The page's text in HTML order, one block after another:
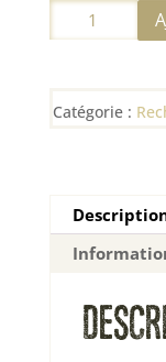
quantité
de
Ambrée
Catégorie :